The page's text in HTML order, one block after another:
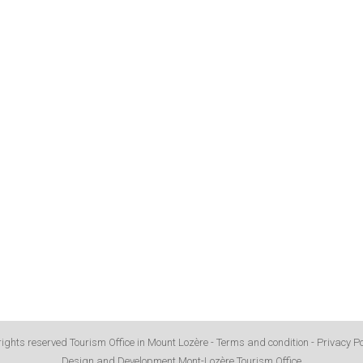
reserved Tourism Office in Mount Lozère - Terms and condition - Privacy